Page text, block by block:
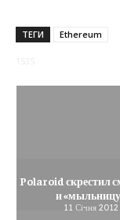
ТЕГИ Ethereum
Polaroid скрестил
и
11 Січня 2012